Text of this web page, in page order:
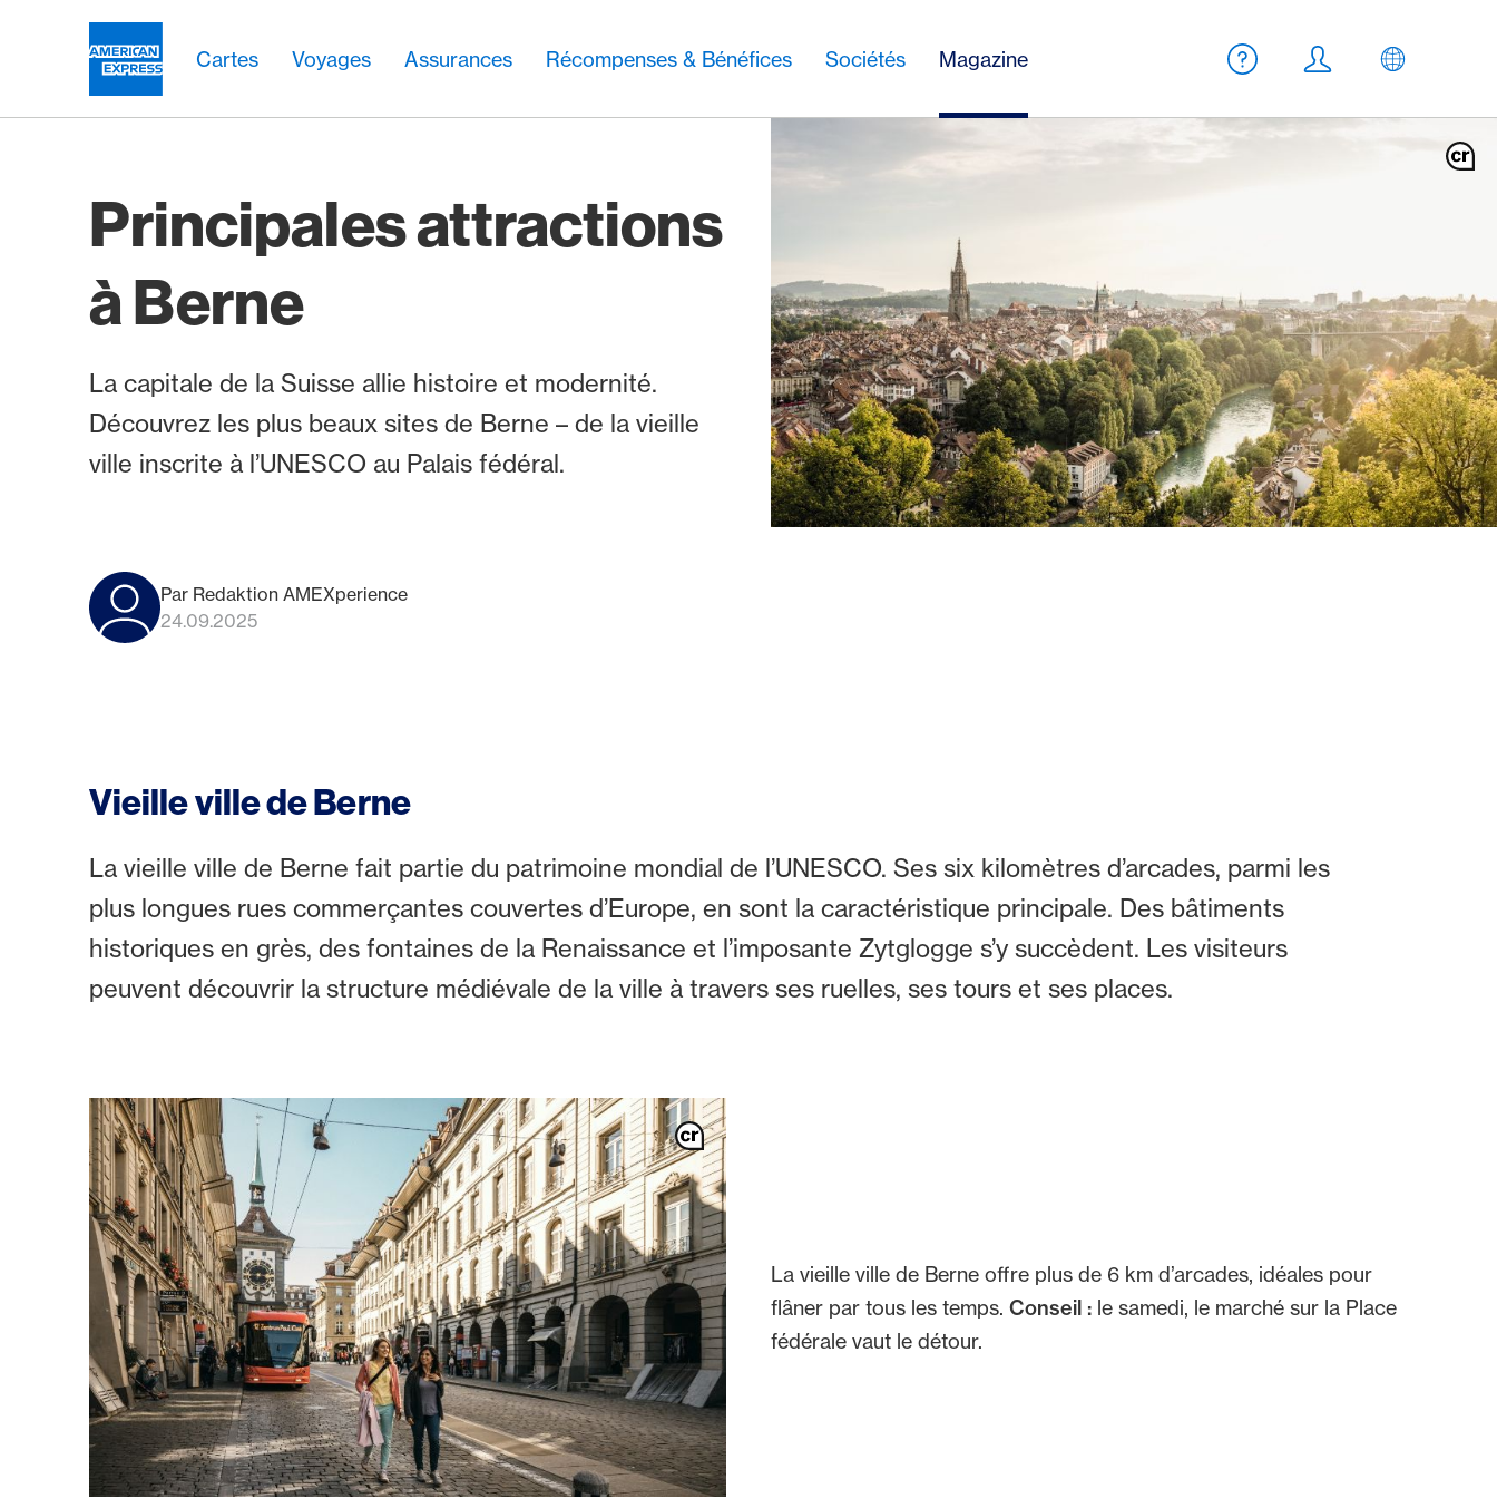
Cartes Voyages Assurances Récompenses & Bénéfices Sociétés Magazine
Meta Navigation
Aide
Login FR
Principales attractions
à Berne
La capitale de la Suisse allie histoire et modernité.
Découvrez les plus beaux sites de Berne – de la vieille
ville inscrite à l’UNESCO au Palais fédéral.
Par Redaktion AMEXperience
24.09.2025
Vieille ville de Berne
La vieille ville de Berne fait partie du patrimoine mondial de l’UNESCO. Ses six kilomètres d’arcades, parmi les
plus longues rues commerçantes couvertes d’Europe, en sont la caractéristique principale. Des bâtiments
historiques en grès, des fontaines de la Renaissance et l’imposante Zytglogge s’y succèdent. Les visiteurs
peuvent découvrir la structure médiévale de la ville à travers ses ruelles, ses tours et ses places.
La vieille ville de Berne offre plus de 6 km d’arcades, idéales pour
flâner par tous les temps. Conseil : le samedi, le marché sur la Place
fédérale vaut le détour.